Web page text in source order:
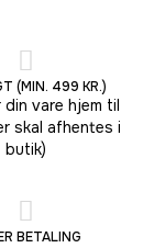
(MIN. 499 KR.)
din vare hjem til
skal afhentes i
butik)
BETALING